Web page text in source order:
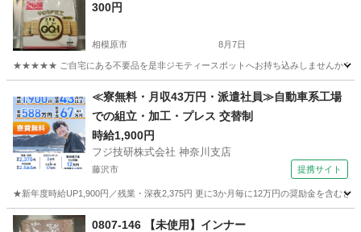
300円
相模原市 8月7日
★★★★★ ご自宅にある不要品を是非ジモティースポットへお持ち込みしませんか？
その他 インナー
≪寮無料・月収43万円・派遣社員≫自動車系工場
での組立・加工・プレス 交替制
時給1,900円
フジ技研株式会社 神奈川支店
藤沢市 提携サイト
★新年度時給UP1,900円／残業・深夜2,375円 更に3か月毎に12万円の奨励金を含む
神奈川 藤沢市 0807-146 【未使用】インナー